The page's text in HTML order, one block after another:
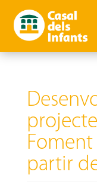
projecte
Foment
partir de